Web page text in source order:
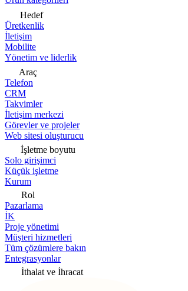
Hedef
Üretkenlik
İletişim
Mobilite
Yönetim ve liderlik
Araç
Telefon
CRM
Takvimler
İletişim merkezi
Görevler ve projeler
Web sitesi oluşturucu
İşletme boyutu
Solo girişimci
Küçük işletme
Kurum
Rol
Pazarlama
İK
Proje yönetimi
Müşteri hizmetleri
Tüm çözümlere bakın
Entegrasyonlar
İthalat ve İhracat